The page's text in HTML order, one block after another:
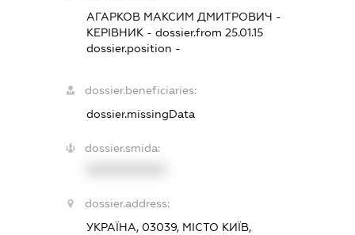
АГАРКОВ МАКСИМ ДМИТРОВИЧ -
КЕРІВНИК - dossier.from 25.01.15
dossier.position -
dossier.beneficiaries:
dossier.missingData
dossier.smida:
dossier.address:
УКРАЇНА, 03039, МІСТО КИЇВ,